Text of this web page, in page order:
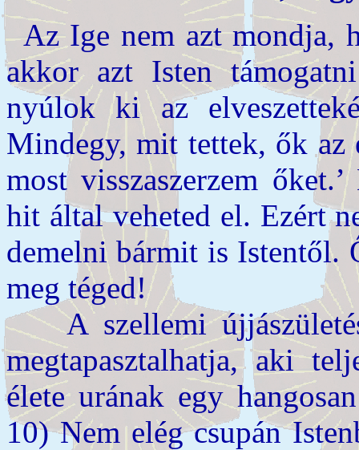
Az Ige nem azt mondja,
akkor azt Isten
nyúlok ki az
Mindegy, mit tettek, ők az
most visszaszerzem
hit által veheted el. Ezért
demelni bármit is Istentől.
meg téged!
A szellemi újjászületés
megtapasztalhatja, aki
élete urának egy
10) Nem elég csupán